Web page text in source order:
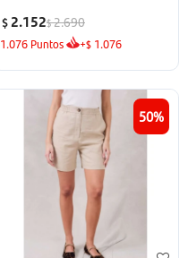
$ 2.152$2.690
1.076 Puntos +$ 1.076
50